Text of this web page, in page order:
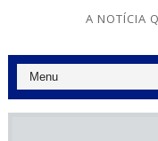
A NOTÍCIA